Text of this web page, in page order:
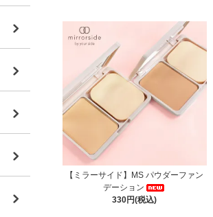
【ミラーサイド】MS パウダーファン
デーション
330円(税込)